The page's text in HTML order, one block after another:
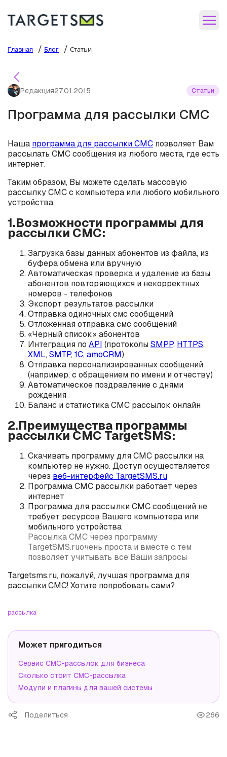
Главная / Блог / Статьи
Редакция27.01.2015 Статьи
Программа для рассылки СМС
Наша программа для рассылки СМС позволяет Вам
рассылать СМС сообщения из любого места, где есть
интернет.
Таким образом, Вы можете сделать массовую
рассылку СМС с компьютера или любого мобильного
устройства.
1.Возможности программы для
рассылки СМС:
Загрузка базы данных абонентов из файла, из
буфера обмена или вручную
Автоматическая проверка и удаление из базы
абонентов повторяющихся и некорректных
номеров - телефонов
Экспорт результатов рассылки
Отправка одиночных смс сообщений
Отложенная отправка смс сообщений
«Черный список» абонентов
Интеграция по API (протоколыSMPP, HTTPS,
XML, SMTP, 1C, amoCRM)
Отправка персонализированных сообщений
(например, с обращением по имени и отчеству)
Автоматическое поздравление с днями
рождения
Баланс и статистика СМС рассылок онлайн
2.Преимущества программы
рассылки СМС TargetSMS:
Скачивать программу для СМС рассылки на
компьютер не нужно. Доступ осуществляется
через веб-интерфейс TargetSMS.ru
Программа СМС рассылки работает через
интернет
Программа для рассылки СМС сообщений не
требует ресурсов Вашего компьютера или
мобильного устройства
Рассылка СМС через программу
TargetSMS.ruочень проста и вместе с тем
позволяет учитывать все Ваши запросы
Targetsms.ru, пожалуй, лучшая программа для
рассылки СМС! Хотите попробовать сами?
рассылка
Может пригодиться
Сервис СМС-рассылок для бизнеса
Сколько стоит СМС-рассылка
Модули и плагины для вашей системы
Поделиться 266